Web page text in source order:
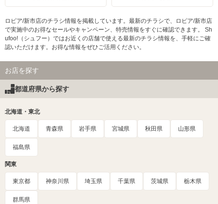
ロピア/新市店のチラシ情報を掲載しています。最新のチラシで、ロピア/新市店
で実施中のお得なセールやキャンペーン、特売情報をすぐに確認できます。 Sh
ufoo!（シュフー）ではお近くの店舗で使える最新のチラシ情報を、手軽にご確
認いただけます。お得な情報をぜひご活用ください。
お店を探す
都道府県から探す
北海道・東北
北海道 青森県 岩手県 宮城県 秋田県 山形県
福島県
関東
東京都 神奈川県 埼玉県 千葉県 茨城県 栃木県
群馬県